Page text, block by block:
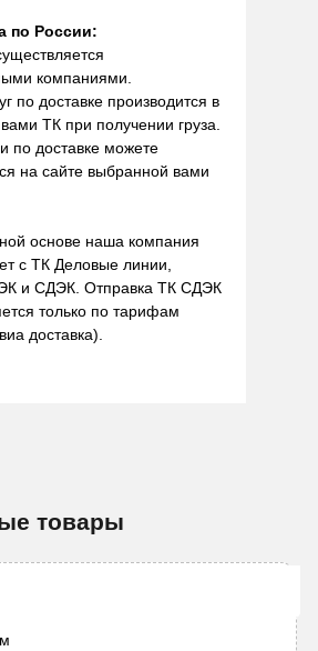
по России:
компаниями.
по доставке производится в
ТК при получении груза.
по доставке можете
на сайте выбранной вами
основе наша компания
с ТК Деловые линии,
и СДЭК. Отправка ТК СДЭК
только по тарифам
доставка).
товары